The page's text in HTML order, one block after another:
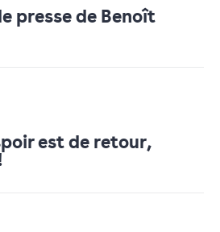
presse de Benoît
est de retour,